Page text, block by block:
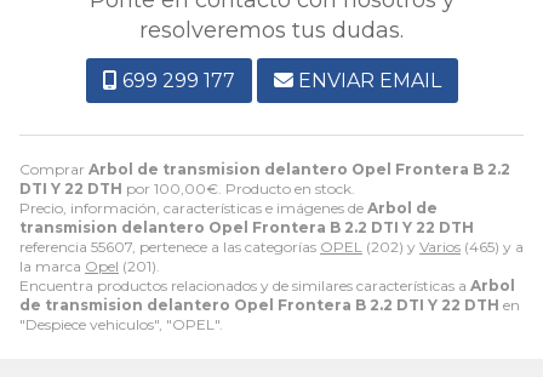
Comprar Arbol de transmision delantero Opel Frontera B 2.2
DTI Y 22 DTH por 100,00€ . Producto en stock.
Precio, información, características e imágenes de Arbol de
transmision delantero Opel Frontera B 2.2 DTI Y 22 DTH
referencia 55607, pertenece a las categorías OPEL (202) y Varios (465) y a
la marca Opel (201).
Encuentra productos relacionados y de similares características a Arbol
de transmision delantero Opel Frontera B 2.2 DTI Y 22 DTH en
"Despiece vehiculos", "OPEL".
resolveremos tus dudas.
699 299 177 ENVIAR EMAIL